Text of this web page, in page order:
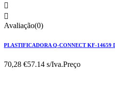


Avaliação(0)
PLASTIFICADORA Q-CONNECT KF-14659
70,28 €57.14 s/Iva.Preço